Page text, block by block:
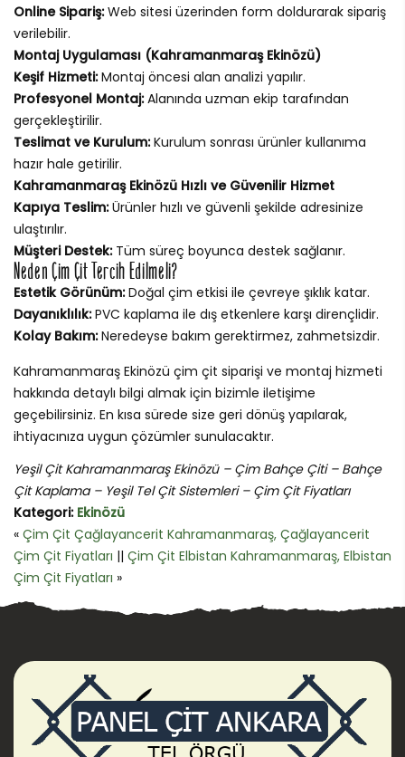
Online Sipariş:Web sitesi üzerinden form doldurarak sipariş
verilebilir.
Montaj Uygulaması (Kahramanmaraş Ekinözü)
Keşif Hizmeti:Montaj öncesi alan analizi yapılır.
Profesyonel Montaj:Alanında uzman ekip tarafından
gerçekleştirilir.
Teslimat ve Kurulum:Kurulum sonrası ürünler kullanıma
hazır hale getirilir.
Kahramanmaraş Ekinözü Hızlı ve Güvenilir Hizmet
Kapıya Teslim:Ürünler hızlı ve güvenli şekilde adresinize
ulaştırılır.
Müşteri Destek:Tüm süreç boyunca destek sağlanır.
Neden Çim Çit Tercih Edilmeli?
Estetik Görünüm:Doğal çim etkisi ile çevreye şıklık katar.
Dayanıklılık:PVC kaplama ile dış etkenlere karşı dirençlidir.
Kolay Bakım:Neredeyse bakım gerektirmez, zahmetsizdir.
Kahramanmaraş Ekinözü çim çit siparişi ve montaj hizmeti
hakkında detaylı bilgi almak için bizimle iletişime
geçebilirsiniz. En kısa sürede size geri dönüş yapılarak,
ihtiyacınıza uygun çözümler sunulacaktır.
Yeşil Çit Kahramanmaraş Ekinözü – Çim Bahçe Çiti – Bahçe
Çit Kaplama – Yeşil Tel Çit Sistemleri – Çim Çit Fiyatları
Kategori: Ekinözü
« Çim Çit Çağlayancerit Kahramanmaraş, Çağlayancerit
Çim Çit Fiyatları || Çim Çit Elbistan Kahramanmaraş, Elbistan
Çim Çit Fiyatları »